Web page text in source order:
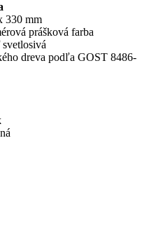
330 mm
prášková farba
dreva podľa GOST 8486-